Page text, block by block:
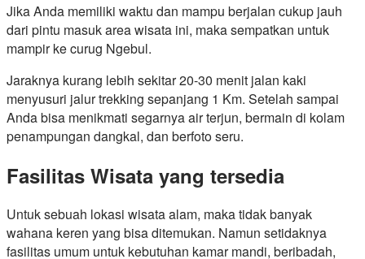
Jika Anda memiliki waktu dan mampu berjalan cukup jauh
dari pintu masuk area wisata ini, maka sempatkan untuk
mampir ke curug Ngebul.
Jaraknya kurang lebih sekitar 20-30 menit jalan kaki
menyusuri jalur trekking sepanjang 1 Km. Setelah sampai
Anda bisa menikmati segarnya air terjun, bermain di kolam
penampungan dangkal, dan berfoto seru.
Fasilitas Wisata yang tersedia
Untuk sebuah lokasi wisata alam, maka tidak banyak
wahana keren yang bisa ditemukan. Namun setidaknya
fasilitas umum untuk kebutuhan kamar mandi, beribadah,